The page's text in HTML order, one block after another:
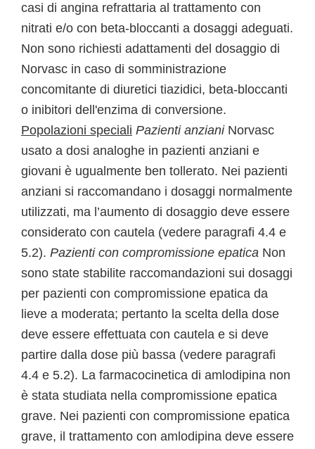
casi di angina refrattaria al trattamento con
nitrati e/o con beta-bloccanti a dosaggi adeguati.
Non sono richiesti adattamenti del dosaggio di
Norvasc in caso di somministrazione
concomitante di diuretici tiazidici, beta-bloccanti
o inibitori dell'enzima di conversione.
Popolazioni speciali Pazienti anzianiNorvasc
usato a dosi analoghe in pazienti anziani e
giovani è ugualmente ben tollerato. Nei pazienti
anziani si raccomandano i dosaggi normalmente
utilizzati, ma l’aumento di dosaggio deve essere
considerato con cautela (vedere paragrafi 4.4 e
5.2). Pazienti con compromissione epatica Non
sono state stabilite raccomandazioni sui dosaggi
per pazienti con compromissione epatica da
lieve a moderata; pertanto la scelta della dose
deve essere effettuata con cautela e si deve
partire dalla dose più bassa (vedere paragrafi
4.4 e 5.2). La farmacocinetica di amlodipina non
è stata studiata nella compromissione epatica
grave. Nei pazienti con compromissione epatica
grave, il trattamento con amlodipina deve essere